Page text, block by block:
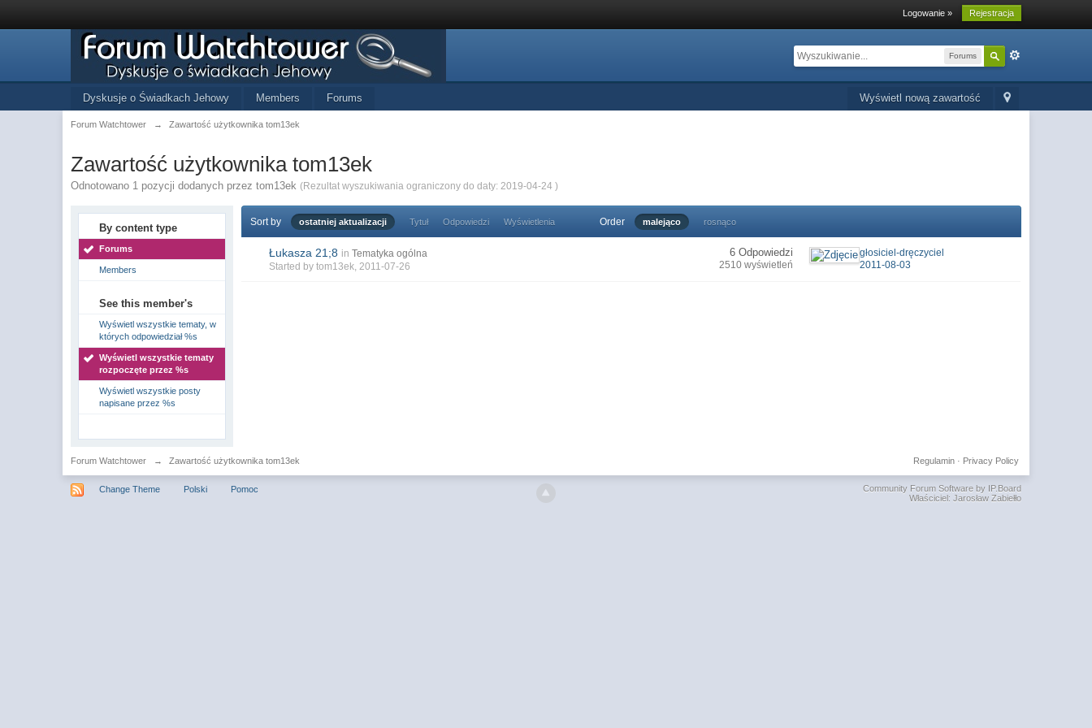
Logowanie » Rejestracja
Forums
Wyświetl nową zawartość
Dyskusje o Świadkach Jehowy Members Forums
Forum Watchtower → Zawartość użytkownika tom13ek
Zawartość użytkownika tom13ek
Odnotowano 1 pozycji dodanych przez tom13ek (Rezultat wyszukiwania ograniczony do daty: 2019-04-24 )
By content type
Forums
Members
See this member's
Wyświetl wszystkie tematy, w
których odpowiedział %s
Wyświetl wszystkie tematy
rozpoczęte przez %s
Wyświetl wszystkie posty
napisane przez %s
Sort by ostatniej aktualizacji Tytuł Odpowiedzi Wyświetlenia Order malejąco rosnąco
Łukasza 21;8 in Tematyka ogólna
Started bytom13ek, 2011-07-26
6 Odpowiedzi
2510 wyświetleń
głosiciel-dręczyciel
2011-08-03
Forum Watchtower → Zawartość użytkownika tom13ek Privacy Policy
Regulamin·
Change Theme Polski Pomoc
Community Forum Software by IP.Board
Właściciel: Jarosław Zabiełło